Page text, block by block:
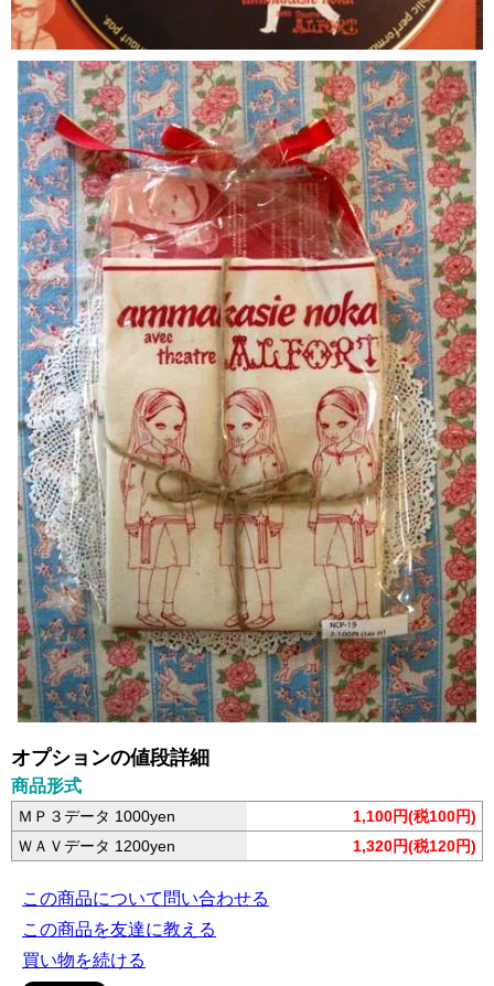
オプションの値段詳細
商品形式
ＭＰ３データ 1000yen
1,100円(税100円)
ＷＡＶデータ 1200yen
1,320円(税120円)
この商品について問い合わせる
この商品を友達に教える
買い物を続ける